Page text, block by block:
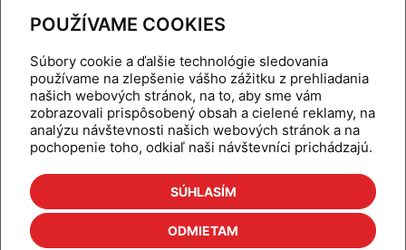
POUŽÍVAME COOKIES
Súbory cookie a ďalšie technológie sledovania
používame na zlepšenie vášho zážitku z prehliadania
našich webových stránok, na to, aby sme vám
zobrazovali prispôsobený obsah a cielené reklamy, na
analýzu návštevnosti našich webových stránok a na
pochopenie toho, odkiaľ naši návštevníci prichádzajú.
SÚHLASÍM
ODMIETAM
Dynamické termostatické ventily
Domov
Produkty
Aktuality
Odber šikovné tipy
Kalkulačky
Cenníky
Na stiahnutie
Referencie
Kontakt